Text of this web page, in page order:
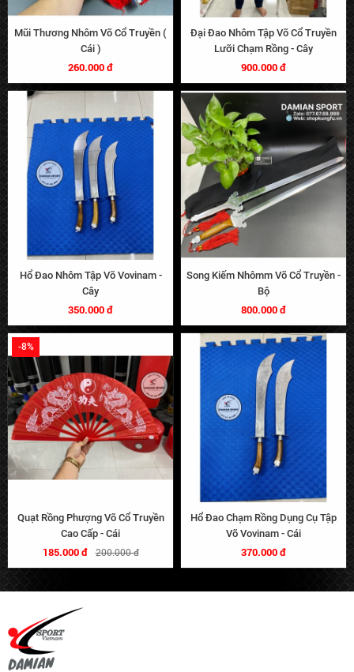
Mũi Thương Nhôm Võ Cổ Truyền (
Cái )
260.000 đ
Đại Đao Nhôm Tập Võ Cổ Truyền
Lưỡi Chạm Rồng - Cây
900.000 đ
Hổ Đao Nhôm Tập Võ Vovinam -
Cây
350.000 đ
Song Kiếm Nhômm Võ Cổ Truyền -
Bộ
800.000 đ
-8%
Quạt Rồng Phượng Võ Cổ Truyền
Cao Cấp - Cái
185.000 đ 200.000 đ
Hổ Đao Chạm Rồng Dụng Cụ Tập
Võ Vovinam - Cái
370.000 đ